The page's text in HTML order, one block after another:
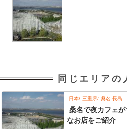
同じエリアの
日本 三重県 桑名-長島
桑名で夜カフェ
なお店をご紹介